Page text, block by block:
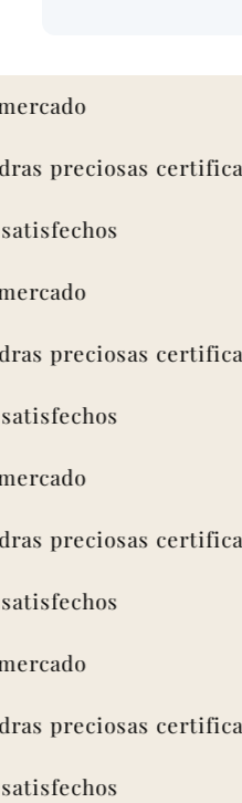
preciosas certificadas
preciosas certificadas
preciosas certificadas
preciosas certificadas